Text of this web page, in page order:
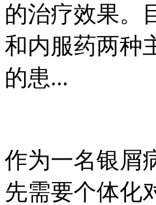
的治疗效果。
和内服药两种
的患...
作为一名银屑
先需要个体化